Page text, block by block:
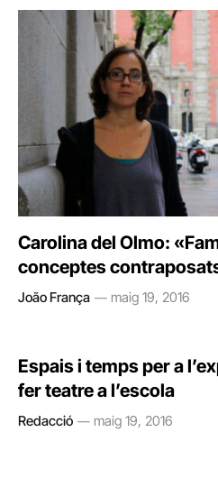
Carolina del Olmo:
conceptes
João França maig 19, 2016
Espais i temps per a
fer teatre a l’escola
Redacció maig 19, 2016